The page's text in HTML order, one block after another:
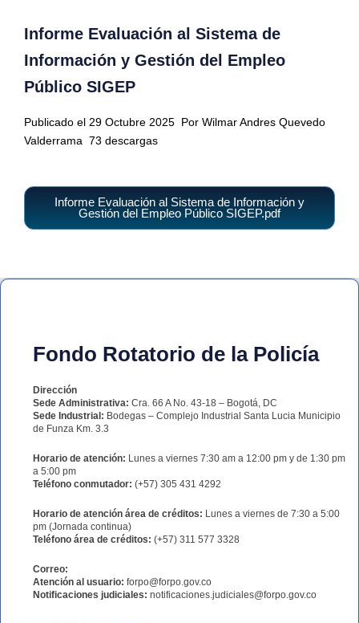
Informe Evaluación al Sistema de
Información y Gestión del Empleo
Público SIGEP
Publicado el 29 Octubre 2025 Por Wilmar Andres Quevedo
Valderrama 73 descargas
Informe Evaluación al Sistema de Información y
Gestión del Empleo Público SIGEP.pdf
Fondo Rotatorio de la Policía
Dirección
Sede Administrativa: Cra. 66 A No. 43-18 – Bogotá, DC
Sede Industrial: Bodegas – Complejo Industrial Santa Lucia Municipio
de Funza Km. 3.3
Horario de atención: Lunes a viernes 7:30 am a 12:00 pm y de 1:30 pm
a 5:00 pm
Teléfono conmutador: (+57) 305 431 4292
Horario de atención área de créditos: Lunes a viernes de 7:30 a 5:00
pm (Jornada continua)
Teléfono área de créditos: (+57) 311 577 3328
Correo:
Atención al usuario: forpo@forpo.gov.co
Notificaciones judiciales: notificaciones.judiciales@forpo.gov.co